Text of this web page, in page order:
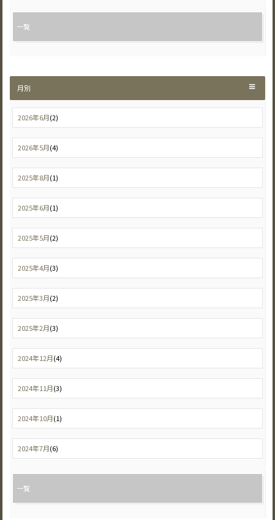
一覧
月別
2026年6月(2)
2026年5月(4)
2025年8月(1)
2025年6月(1)
2025年5月(2)
2025年4月(3)
2025年3月(2)
2025年2月(3)
2024年12月(4)
2024年11月(3)
2024年10月(1)
2024年7月(6)
一覧